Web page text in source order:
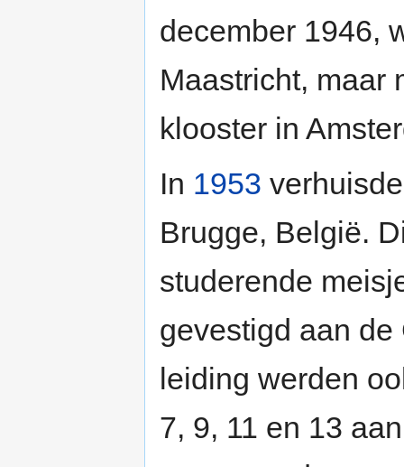
december 1946,
Maastricht, maar
klooster in
In 1953
Brugge, België.
studerende
gevestigd aan
leiding werden
7, 9, 11 en 13